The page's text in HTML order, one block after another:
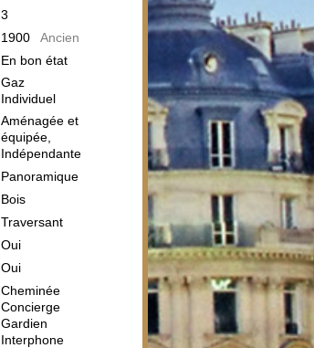
3
1900 Ancien
En bon état
Gaz
Individuel
Aménagée et
équipée,
Indépendante
Panoramique
Bois
Traversant
Oui
Oui
Cheminée
Concierge
Gardien
Interphone